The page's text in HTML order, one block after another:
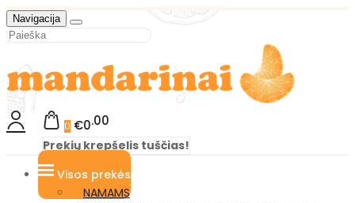
Navigacija
0 €0 00
Prekių krepšelis tuščias!
Visos prekės
NAMAMS